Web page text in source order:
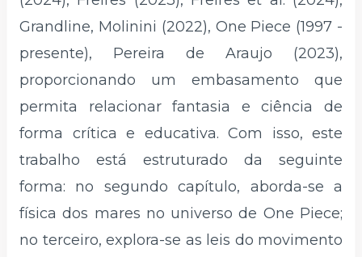
Grandline, Molinini (2022), One Piece (1997 -
presente), Pereira de Araujo (2023),
proporcionando um embasamento que
permita relacionar fantasia e ciência de
forma crítica e educativa. Com isso, este
trabalho está estruturado da seguinte
forma: no segundo capítulo, aborda-se a
física dos mares no universo de One Piece;
no terceiro, explora-se as leis do movimento